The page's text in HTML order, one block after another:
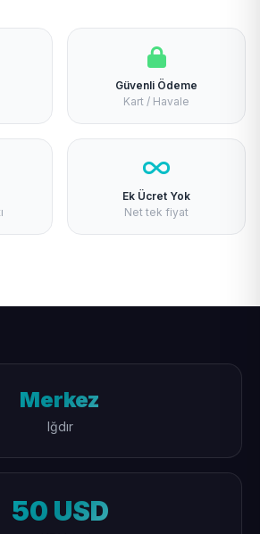
Güvenli Ödeme
Kart / Havale
Ek Ücret Yok
Net tek fiyat
Merkez
Iğdır
50 USD